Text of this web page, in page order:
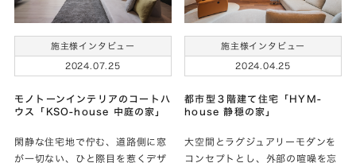
施主様インタビュー
2024.07.25
モノトーンインテリアのコートハ
ウス「KSO-house 中庭の家」
閑静な住宅地で佇む、道路側に窓
が一切ない、ひと際目を惹くデザ
施主様インタビュー
2024.04.25
都市型３階建て住宅「HYM-
house 静穏の家」
大空間とラグジュアリーモダンを
コンセプトとし、外部の喧噪を忘